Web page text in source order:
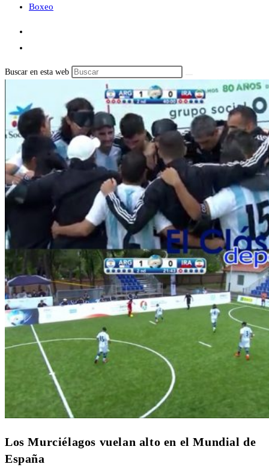
Boxeo
Buscar en esta web
Los Murciélagos vuelan alto en el Mundial de
España